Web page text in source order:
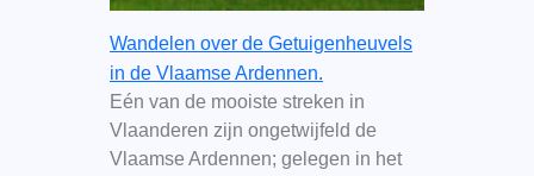
Wandelen over de Getuigenheuvels
in de Vlaamse Ardennen.
Eén van de mooiste streken in
Vlaanderen zijn ongetwijfeld de
Vlaamse Ardennen; gelegen in het